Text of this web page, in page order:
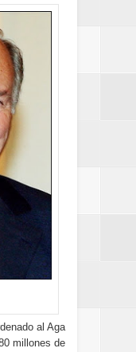
al Aga
millones de